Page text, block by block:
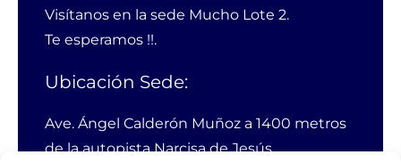
Visítanos en la sede Mucho Lote 2.
Te esperamos !!.
Ubicación Sede:
Ave. Ángel Calderón Muñoz a 1400 metros
de la autopista Narcisa de Jesús